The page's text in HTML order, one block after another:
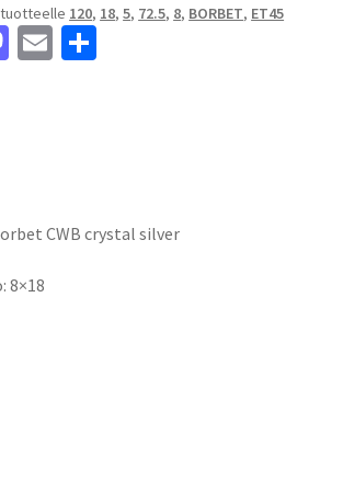
120, 18,5, 72.5, 8, BORBET, ET45
M
n
E
CWB crystal silver
8×18